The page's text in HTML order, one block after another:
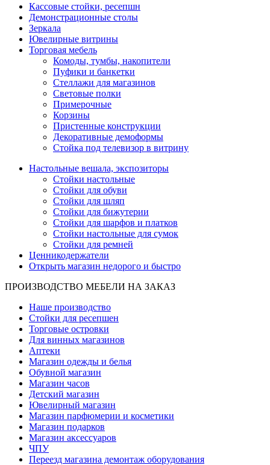
Кассовые стойки, ресепшн
Демонстрационные столы
Зеркала
Ювелирные витрины
Торговая мебель
Комоды, тумбы, накопители
Пуфики и банкетки
Стеллажи для магазинов
Световые полки
Примерочные
Корзины
Пристенные конструкции
Декоративные демоформы
Стойка под телевизор в витрину
Настольные вешала, экспозиторы
Стойки настольные
Стойки для обуви
Стойки для шляп
Стойки для бижутерии
Стойки для шарфов и платков
Стойки настольные для сумок
Стойки для ремней
Ценникодержатели
Открыть магазин недорого и быстро
ПРОИЗВОДСТВО МЕБЕЛИ НА ЗАКАЗ
Наше производство
Стойки для ресепшен
Торговые островки
Для винных магазинов
Аптеки
Магазин одежды и белья
Обувной магазин
Магазин часов
Детский магазин
Ювелирный магазин
Магазин парфюмерии и косметики
Магазин подарков
Магазин аксессуаров
ЧПУ
Переезд магазина демонтаж оборудования